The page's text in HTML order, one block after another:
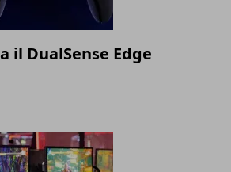
il DualSense Edge